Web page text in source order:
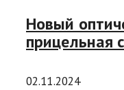
Новый
прицельная
02.11.2024